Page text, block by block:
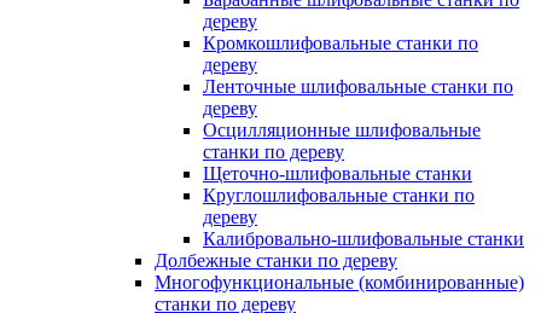
дереву
Кромкошлифовальные станки по
дереву
Ленточные шлифовальные станки по
дереву
Осцилляционные шлифовальные
станки по дереву
Щеточно-шлифовальные станки
Круглошлифовальные станки по
дереву
Калибровально-шлифовальные станки
Долбежные станки по дереву
Многофункциональные (комбинированные)
станки по дереву